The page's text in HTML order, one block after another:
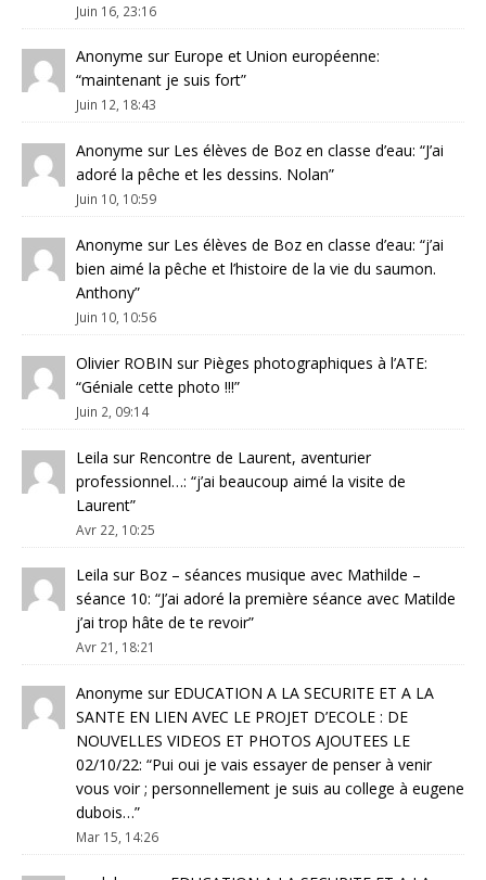
Juin 16, 23:16
Anonyme sur Europe et Union européenne:
“maintenant je suis fort”
Juin 12, 18:43
Anonyme sur Les élèves de Boz en classe d’eau: “J’ai
adoré la pêche et les dessins. Nolan”
Juin 10, 10:59
Anonyme sur Les élèves de Boz en classe d’eau: “j’ai
bien aimé la pêche et l’histoire de la vie du saumon.
Anthony”
Juin 10, 10:56
Olivier ROBIN sur Pièges photographiques à l’ATE:
“Géniale cette photo !!!”
Juin 2, 09:14
Leila sur Rencontre de Laurent, aventurier
professionnel…: “j’ai beaucoup aimé la visite de
Laurent”
Avr 22, 10:25
Leila sur Boz – séances musique avec Mathilde –
séance 10: “J’ai adoré la première séance avec Matilde
j’ai trop hâte de te revoir”
Avr 21, 18:21
Anonyme sur EDUCATION A LA SECURITE ET A LA
SANTE EN LIEN AVEC LE PROJET D’ECOLE : DE
NOUVELLES VIDEOS ET PHOTOS AJOUTEES LE
02/10/22: “Pui oui je vais essayer de penser à venir
vous voir ; personnellement je suis au college à eugene
dubois…”
Mar 15, 14:26